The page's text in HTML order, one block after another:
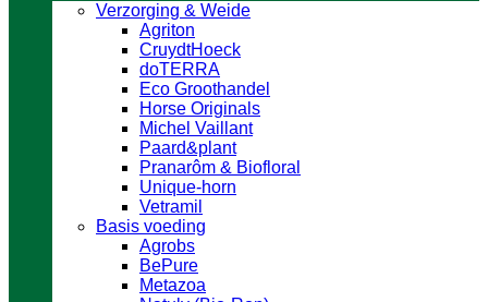
Verzorging & Weide
Agriton
CruydtHoeck
doTERRA
Eco Groothandel
Horse Originals
Michel Vaillant
Paard&plant
Pranarôm & Biofloral
Unique-horn
Vetramil
Basis voeding
Agrobs
BePure
Metazoa